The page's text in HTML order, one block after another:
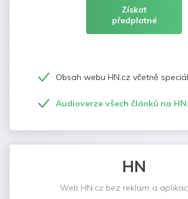
Získat
předplatné
Obsah webu HN.cz včetně
Audioverze všech článků na
HN
Web HN.cz bez reklam a